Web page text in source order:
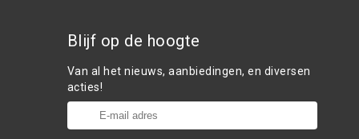
Blijf op de hoogte
Van al het nieuws, aanbiedingen, en diversen
acties!